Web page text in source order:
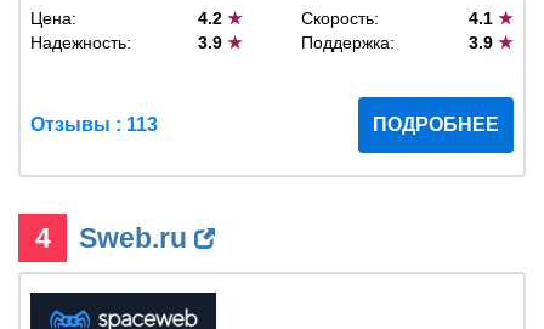
Цена: 4.2★ Скорость: 4.1 ★
Надежность:
3.9★ Поддержка: 3.9 ★
Отзывы : 113 ПОДРОБНЕЕ
4 Sweb.ru